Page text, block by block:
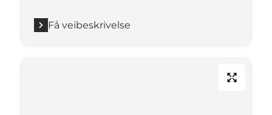
Få veibeskrivelse